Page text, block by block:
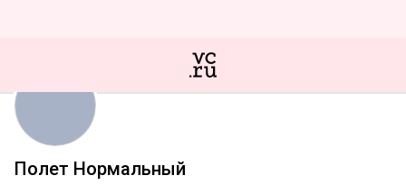
Полет Нормальный